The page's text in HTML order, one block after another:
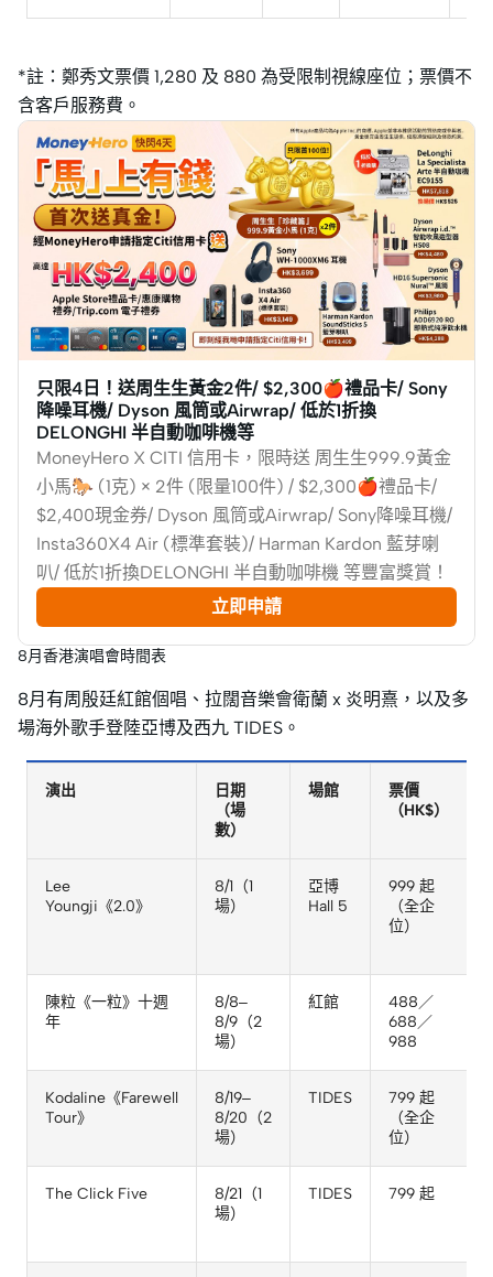
*註：鄭秀文票價 1,280 及 880 為受限制視線座位；票價不
含客戶服務費。
只限4日！送周生生黃金2件/ $2,300🍎禮品卡/ Sony
降噪耳機/ Dyson 風筒或Airwrap/ 低於1折換
DELONGHI 半自動咖啡機等
MoneyHero X CITI 信用卡，限時送 周生生999.9黃金
小馬🐎 (1克) × 2件 (限量100件) / $2,300🍎禮品卡/
$2,400現金券/ Dyson 風筒或Airwrap/ Sony降噪耳機/
Insta360X4 Air (標準套裝)/ Harman Kardon 藍芽喇
叭/ 低於1折換DELONGHI 半自動咖啡機 等豐富獎賞！
立即申請
8月香港演唱會時間表
8月有周殷廷紅館個唱、拉闊音樂會衛蘭 x 炎明熹，以及多
場海外歌手登陸亞博及西九 TIDES。
演出
日期
（場
數）
場館
票價
（HK$）
Lee
Youngji《2.0》
8/1（1
場）
亞博
Hall 5
999 起
（全企
位）
陳粒《一粒》十週
年
8/8–
8/9（2
場）
紅館
488／
688／
988
Kodaline《Farewell
Tour》
8/19–
8/20（2
場）
TIDES
799 起
（全企
位）
The Click Five
8/21（1
場）
TIDES 799 起